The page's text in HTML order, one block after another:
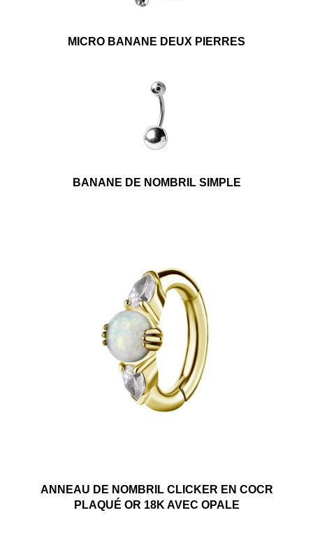
MICRO BANANE DEUX PIERRES
BANANE DE NOMBRIL SIMPLE
ANNEAU DE NOMBRIL CLICKER EN COCR
PLAQUÉ OR 18K AVEC OPALE